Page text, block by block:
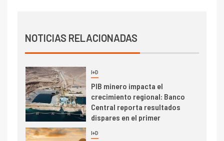
NOTICIAS RELACIONADASProducción minera en mayo de
2026 cae 10,6%
3 I+D
PIB minero impacta el
crecimiento regional: Banco
Central reporta resultados
dispares en el primer
4 I+D